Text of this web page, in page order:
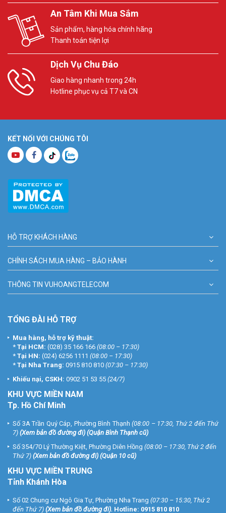
An Tâm Khi Mua Sắm
Sản phẩm, hàng hóa chính hãng
Thanh toán tiện lợi
Dịch Vụ Chu Đáo
Giao hàng nhanh trong 24h
Hotline phục vụ cả T7 và CN
KẾT NỐI VỚI CHÚNG TÔI
HỖ TRỢ KHÁCH HÀNG
CHÍNH SÁCH MUA HÀNG – BẢO HÀNH
THÔNG TIN VUHOANGTELECOM
TỔNG ĐÀI HỖ TRỢ
Mua hàng, hỗ trợ kỹ thuật:
* Tại HCM: (028) 35 166 166 (08:00 – 17:30)
* Tại HN: (024) 6256 1111 (08:00 – 17:30)
* Tại Nha Trang: 0915 810 810 (07:30 – 17:30)
Khiếu nại, CSKH: 0902 51 53 55 (24/7)
KHU VỰC MIỀN NAM
Tp. Hồ Chí Minh
Số 3A Trần Quý Cáp, Phường Bình Thạnh (08:00 – 17:30, Thứ 2 đến Thứ
7) (Xem bản đồ đường đi) (Quận Bình Thạnh cũ)
Số 354/70 Lý Thường Kiệt, Phường Diên Hồng (08:00 – 17:30, Thứ 2 đến
Thứ 7) (Xem bản đồ đường đi) (Quận 10 cũ)
KHU VỰC MIỀN TRUNG
Tỉnh Khánh Hòa
Số 02 Chung cư Ngô Gia Tự, Phường Nha Trang (07:30 – 15:30, Thứ 2
đến Thứ 7) (Xem bản đồ đường đi). Hotline: 0915 810 810